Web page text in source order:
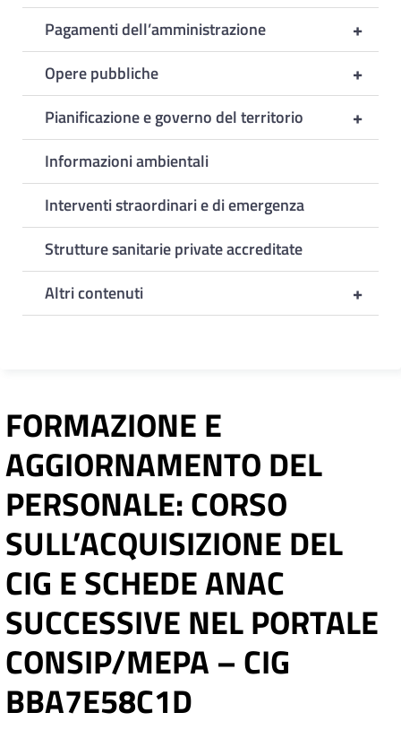
+
Pagamenti dell’amministrazione
+
Opere pubbliche
+
Pianificazione e governo del territorio
Informazioni ambientali
Interventi straordinari e di emergenza
Strutture sanitarie private accreditate
+
Altri contenuti
FORMAZIONE E
AGGIORNAMENTO DEL
PERSONALE: CORSO
SULL’ACQUISIZIONE DEL
CIG E SCHEDE ANAC
SUCCESSIVE NEL PORTALE
CONSIP/MEPA – CIG
BBA7E58C1D